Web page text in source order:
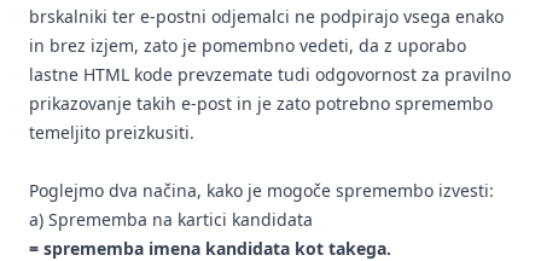
brskalniki ter e-postni odjemalci ne podpirajo vsega enako
in brez izjem, zato je pomembno vedeti, da z uporabo
lastne HTML kode prevzemate tudi odgovornost za pravilno
prikazovanje takih e-post in je zato potrebno spremembo
temeljito preizkusiti.
Poglejmo dva načina, kako je mogoče spremembo izvesti:
a) Sprememba na kartici kandidata
= sprememba imena kandidata kot takega.